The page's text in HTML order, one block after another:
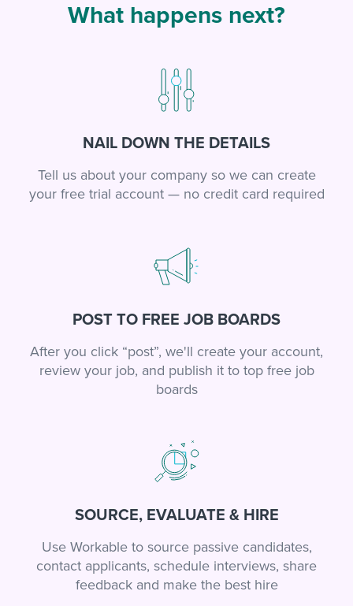
What happens next?
NAIL DOWN THE DETAILS
Tell us about your company so we can create
your free trial account — no credit card required
POST TO FREE JOB BOARDS
After you click “post”, we'll create your account,
review your job, and publish it to top free job
boards
SOURCE, EVALUATE & HIRE
Use Workable to source passive candidates,
contact applicants, schedule interviews, share
feedback and make the best hire